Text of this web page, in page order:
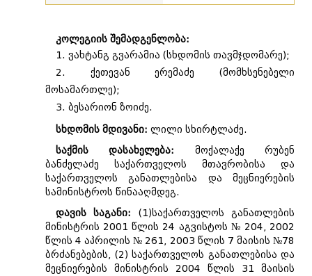
კოლეგიის შემადგენლობა:
1. ვახტანგ გვარამია (სხდომის თავმჯდომარე);
2. ქეთევან ერემაძე (მომხსენებელი
მოსამართლე);
3. ბესარიონ ზოიძე.
სხდომის მდივანი: ლილი სხირტლაძე.
საქმის დასახელება: მოქალაქე რუბენ
ბანძელაძე საქართველოს მთავრობისა და
საქართველოს განათლებისა და მეცნიერების
სამინისტროს წინააღმდეგ.
დავის საგანი: (1)საქართველოს განათლების
მინისტრის 2001 წლის 24 აგვისტოს № 204, 2002
წლის 4 აპრილის № 261, 2003 წლის 7 მაისის №78
ბრძანებების, (2) საქართველოს განათლებისა და
მეცნიერების მინისტრის 2004 წლის 31 მაისის